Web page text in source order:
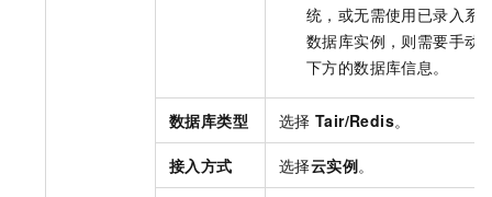
统，或无需使用已录入系
数据库实例，则需要手动
下方的数据库信息。
数据库类型 选择 Tair/Redis。
接入方式 选择云实例。